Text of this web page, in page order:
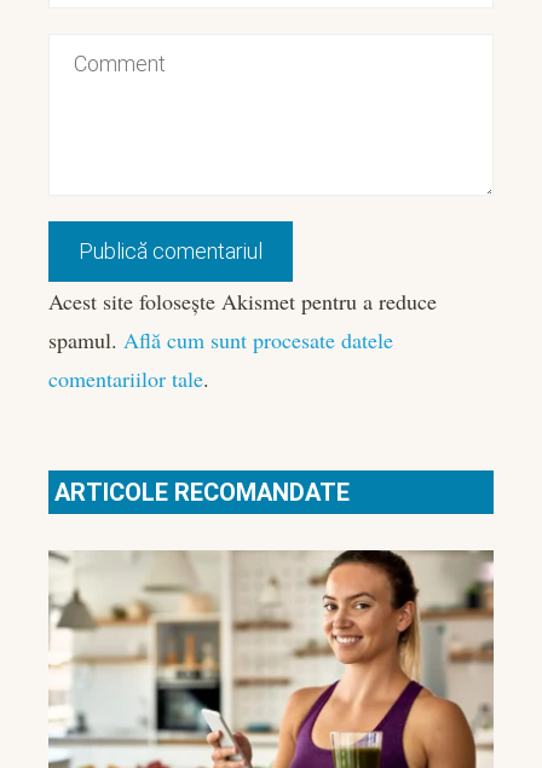
Acest site folosește Akismet pentru a reduce
spamul. Află cum sunt procesate datele
comentariilor tale.
ARTICOLE RECOMANDATE